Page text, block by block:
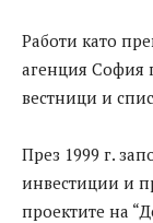
Работи като
агенция София
вестници и
През 1999 г.
инвестиции и
проектите на